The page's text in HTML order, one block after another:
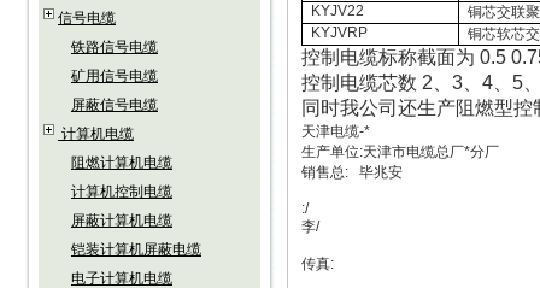
信号电缆
铁路信号电缆
矿用信号电缆
屏蔽信号电缆
计算机电缆
阻燃计算机电缆
计算机控制电缆
屏蔽计算机电缆
铠装计算机屏蔽电缆
电子计算机电缆
KYJV22
铜芯交联
KYJVRP
铜芯软芯
控制电缆标称截面为 0.5
控制电缆芯数 2、3、4、5
同时我公司还生产阻燃型
天津电缆-*
生产单位:天津市电缆总厂*分厂
销售总: 毕兆安
:/
李/
传真: